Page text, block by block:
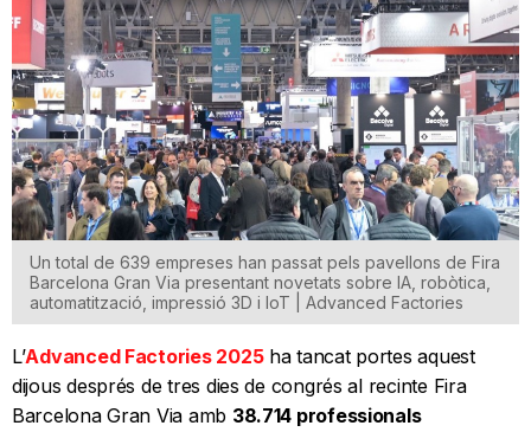
Un total de 639 empreses han passat pels pavellons de Fira
Barcelona Gran Via presentant novetats sobre IA, robòtica,
automatització, impressió 3D i IoT | Advanced Factories
L’Advanced Factories 2025ha tancat portes aquest
dijous després de tres dies de congrés al recinte Fira
Barcelona Gran Via amb 38.714 professionals